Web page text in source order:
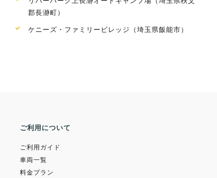
郡長瀞町）
ケニーズ・ファミリービレッジ（埼玉県飯能市）
ご利用について
ご利用ガイド
車両一覧
料金プラン